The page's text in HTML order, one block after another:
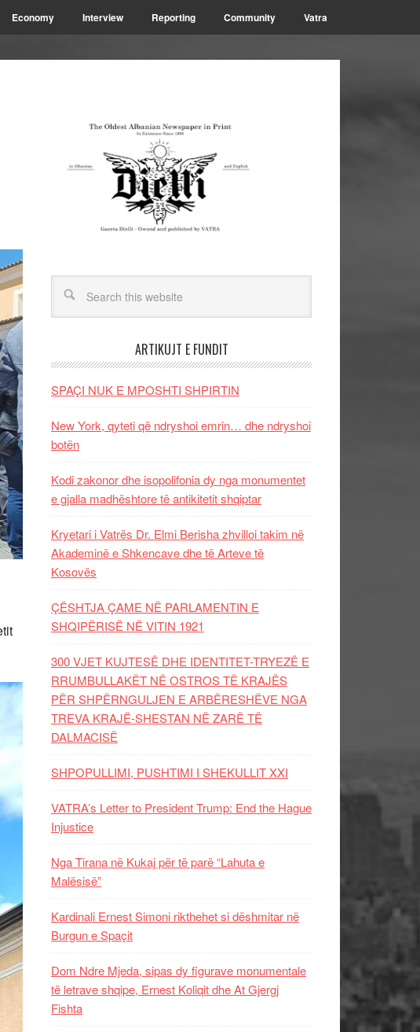
Economy Interview Reporting Community Vatra
ARTIKUJT E FUNDIT
SPAÇI NUK E MPOSHTI SHPIRTIN
New York, qyteti që ndryshoi emrin… dhe ndryshoi
botën
Kodi zakonor dhe isopolifonia dy nga monumentet
e gjalla madhështore të antikitetit shqiptar
Kryetari i Vatrës Dr. Elmi Berisha zhvilloi takim në
Akademinë e Shkencave dhe të Arteve të
Kosovës
ÇËSHTJA ÇAME NË PARLAMENTIN E
SHQIPËRISË NË VITIN 1921
300 VJET KUJTESË DHE IDENTITET-TRYEZË E
RRUMBULLAKËT NË OSTROS TË KRAJËS
PËR SHPËRNGULJEN E ARBËRESHËVE NGA
TREVA KRAJË-SHESTAN NË ZARË TË
DALMACISË
SHPOPULLIMI, PUSHTIMI I SHEKULLIT XXI
VATRA’s Letter to President Trump: End the Hague
Injustice
Nga Tirana në Kukaj për të parë “Lahuta e
Malësisë”
Kardinali Ernest Simoni rikthehet si dëshmitar në
Burgun e Spaçit
Dom Ndre Mjeda, sipas dy figurave monumentale
të letrave shqipe, Ernest Koliqit dhe At Gjergj
Fishta